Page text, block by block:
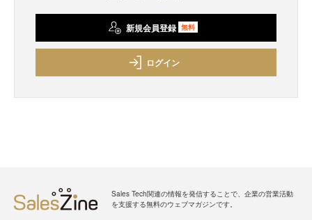
新規会員登録 無料
ログイン
Sales Tech関連の情報を発信することで、企業の営業活動
を支援する無料のウェブマガジンです。